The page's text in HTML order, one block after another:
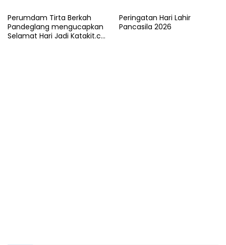
Perumdam Tirta Berkah
Pandeglang mengucapkan
Selamat Hari Jadi Katakit.co
Peringatan Hari Lahir
Pancasila 2026